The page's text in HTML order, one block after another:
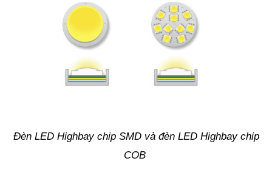
Đèn LED Highbay chip SMD và đèn LED Highbay chip
COB